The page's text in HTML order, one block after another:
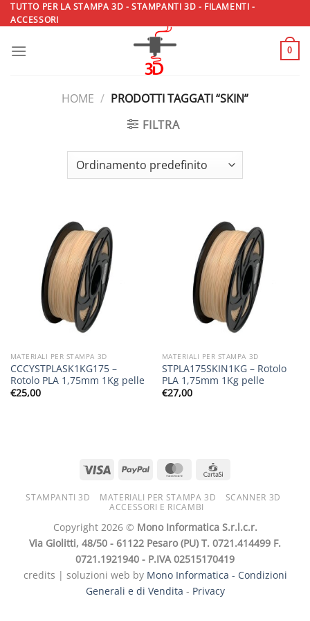
Salta
ai
TUTTO PER LA STAMPA 3D - STAMPANTI 3D - FILAMENTI -
ACCESSORI
0
HOME / PRODOTTI TAGGATI “SKIN”
FILTRA
MATERIALI PER STAMPA 3D
CCCYSTPLASK1KG175 –
Rotolo PLA 1,75mm 1Kg pelle
€25,00
MATERIALI PER STAMPA 3D
STPLA175SKIN1KG – Rotolo
PLA 1,75mm 1Kg pelle
€27,00
STAMPANTI 3D MATERIALI PER STAMPA 3D
SCANNER 3D
ACCESSORI E RICAMBI
Copyright 2026 © Mono Informatica S.r.l.c.r.
Via Giolitti, 48/50 - 61122 Pesaro (PU) T. 0721.414499 F.
0721.1921940 - P.IVA 02515170419
credits | soluzioni web by Mono Informatica - Condizioni
Generali e di Vendita - Privacy